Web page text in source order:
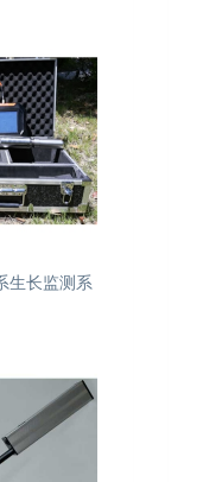
生长监测系